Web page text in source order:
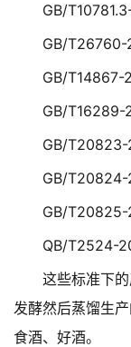
GB/
GB/T26760-
GB/T14867-
GB/T16289-
GB/T20823-
GB/T20824-
GB/T20825-
QB/T2524-
这些标准下
发酵然后蒸馏生
食酒、好酒。